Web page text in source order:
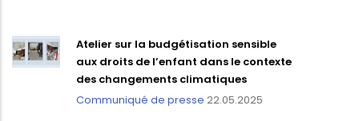
Atelier sur la budgétisation sensible
aux droits de l’enfant dans le contexte
des changements climatiques
Communiqué de presse 22.05.2025